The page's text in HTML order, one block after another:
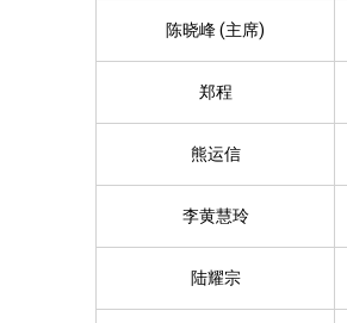
陈晓峰 (主席)
郑程
熊运信
李黄慧玲
陆耀宗